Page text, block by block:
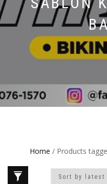
Home / Products